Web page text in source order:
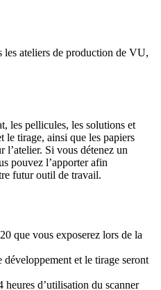
les ateliers de production de VU,
les pellicules, les solutions et
le tirage, ainsi que les papiers
l’atelier. Si vous détenez un
pouvez l’apporter afin
futur outil de travail.
que vous exposerez lors de la
et le tirage seront
d’utilisation du scanner